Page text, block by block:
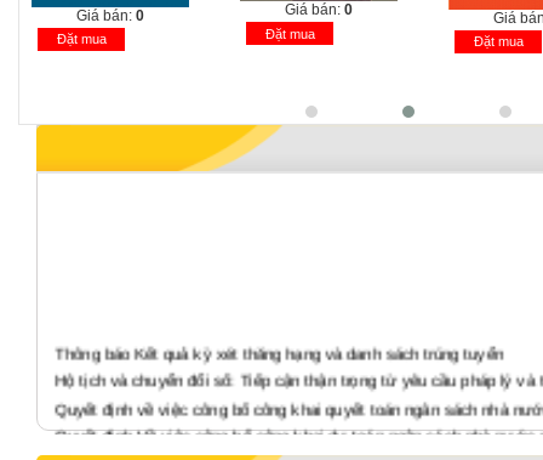
Giá bán:0
Đặt mua
Giá bán:0
Đặt mua
Giá bán:
Đặt mua
Thông báo Kết quả kỳ xét thăng hạng và danh sách trúng tuyển
Hộ tịch và chuyển đổi số: Tiếp cận thận trọng từ yêu cầu pháp lý và
Quyết định về việc công bố công khai quyết toán ngân sách nhà
Quyết định Về việc công bố công khai dự toán ngân sách nhà nước